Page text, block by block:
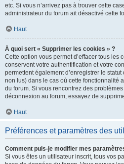
etc. Si vous n’arrivez pas à trouver cette
administrateur du forum ait désactivé cette
Haut
À quoi sert « Supprimer les cookies » ?
Cette option vous permet d’effacer tous les
conservent votre authentification et votre
permettent également d’enregistrer le statut
non lus) dans le cas où cette fonctionnalité
du forum. Si vous rencontrez des
déconnexion au forum, essayez de
Haut
Préférences et paramètres des
Comment puis-je modifier mes
Si vous êtes un utilisateur inscrit, tous vos